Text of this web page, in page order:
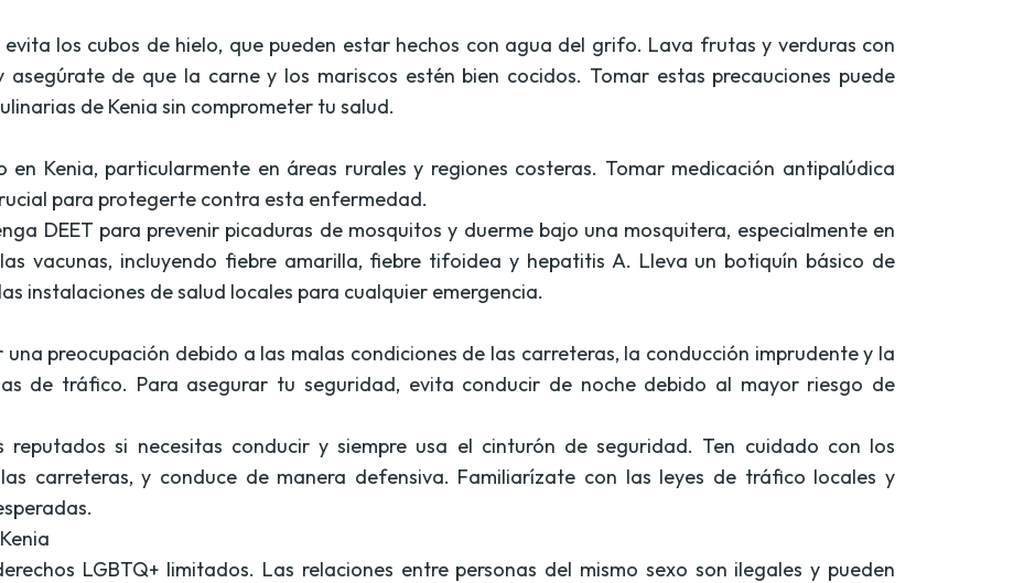
los cubos de hielo, que pueden estar hechos con agua del grifo. Lava frutas y verduras con
de que la carne y los mariscos estén bien cocidos. Tomar estas precauciones puede
de Kenia sin comprometer tu salud.
Kenia, particularmente en áreas rurales y regiones costeras. Tomar medicación antipalúdica
para protegerte contra esta enfermedad.
DEET para prevenir picaduras de mosquitos y duerme bajo una mosquitera, especialmente en
vacunas, incluyendo fiebre amarilla, fiebre tifoidea y hepatitis A. Lleva un botiquín básico de
instalaciones de salud locales para cualquier emergencia.
preocupación debido a las malas condiciones de las carreteras, la conducción imprudente y la
de tráfico. Para asegurar tu seguridad, evita conducir de noche debido al mayor riesgo de
reputados si necesitas conducir y siempre usa el cinturón de seguridad. Ten cuidado con los
carreteras, y conduce de manera defensiva. Familiarízate con las leyes de tráfico locales y
LGBTQ+ limitados. Las relaciones entre personas del mismo sexo son ilegales y pueden